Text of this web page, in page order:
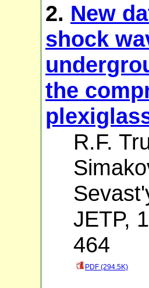
2. New
shock
the
R.F.
JETP,
464
PDF (294.5K)